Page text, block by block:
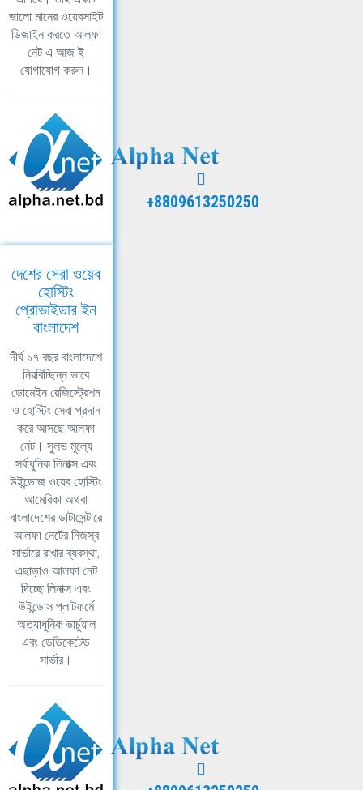
ভালো মানের ওয়েবসাইট
ডিজাইন করতে আলফা
নেট এ আজ ই
যোগাযোগ করুন।
+8809613250250
দেশের সেরা ওয়েব
হোস্টিং
প্রোভাইডার ইন
বাংলাদেশ
দীর্ঘ ১৭ বছর বাংলাদেশে
নিরবিচ্ছিন্ন ভাবে
ডোমেইন রেজিস্ট্রেশন
ও হোস্টিং সেবা প্রদান
করে আসছে আলফা
নেট। সুলভ মূল্যে
সর্বাধুনিক লিনাক্স এবং
উইন্ডোজ ওয়েব হোস্টিং
আমেরিকা অথবা
বাংলাদেশের ডাটাসেন্টারে
আলফা নেটের নিজস্ব
সার্ভারে রাখার ব্যবস্থা,
এছাড়াও আলফা নেট
দিচ্ছে লিনাক্স এবং
উইন্ডোস প্লাটফর্মে
অত্যাধুনিক ভার্চুয়াল
এবং ডেডিকেটেড
সার্ভার।